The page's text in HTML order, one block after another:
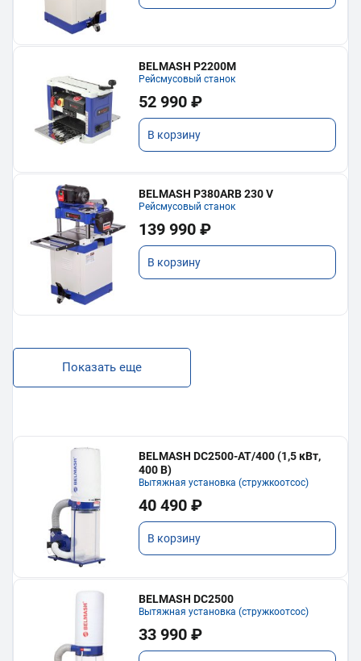
BELMASH P2200M
Рейсмусовый станок
52 990 ₽
В корзину
BELMASH P380ARB 230 V
Рейсмусовый станок
139 990 ₽
В корзину
Показать еще
BELMASH DC2500-AT/400 (1,5 кВт,
400 В)
Вытяжная установка (стружкоотсос)
40 490 ₽
В корзину
BELMASH DC2500
Вытяжная установка (стружкоотсос)
33 990 ₽